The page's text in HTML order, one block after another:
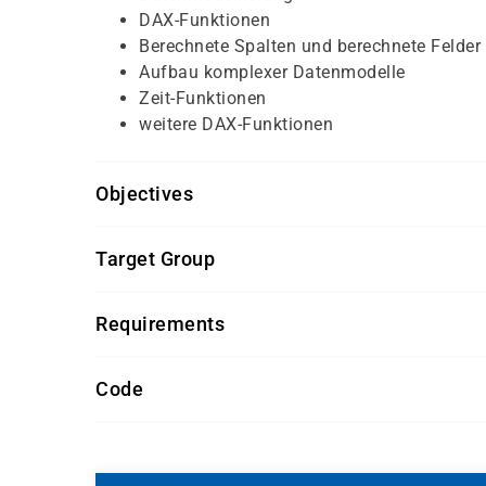
DAX-Funktionen
Berechnete Spalten und berechnete Felder
Aufbau komplexer Datenmodelle
Zeit-Funktionen
weitere DAX-Funktionen
Objectives
allgemeine PC-Kenntnisse
Target Group
Requirements
Code